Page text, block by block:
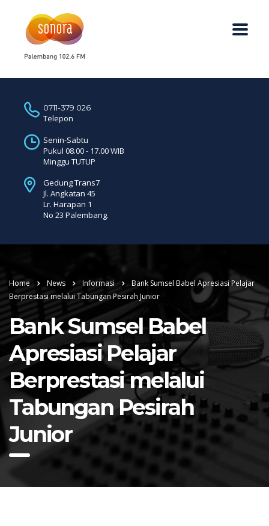
0711-379 026
Telepon
Senin-Sabtu
Pukul 08.00 - 17.00 WIB
Minggu TUTUP
Gedung Trans7
Jl. Angkatan 45
Lr. Harapan 1
No 23 Palembang.
Home News Informasi
Bank Sumsel Babel Apresiasi Pelajar
Berprestasi melalui Tabungan Pesirah Junior
Bank Sumsel Babel
Apresiasi Pelajar
Berprestasi melalui
Tabungan Pesirah
Junior